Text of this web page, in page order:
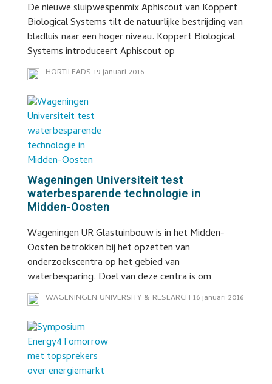
De nieuwe sluipwespenmix Aphiscout van Koppert
Biological Systems tilt de natuurlijke bestrijding van
bladluis naar een hoger niveau. Koppert Biological
Systems introduceert Aphiscout op
HORTILEADS 19 januari 2016
Wageningen Universiteit test
waterbesparende technologie in
Midden-Oosten
Wageningen UR Glastuinbouw is in het Midden-
Oosten betrokken bij het opzetten van
onderzoekscentra op het gebied van
waterbesparing. Doel van deze centra is om
WAGENINGEN UNIVERSITY & RESEARCH 16 januari 2016